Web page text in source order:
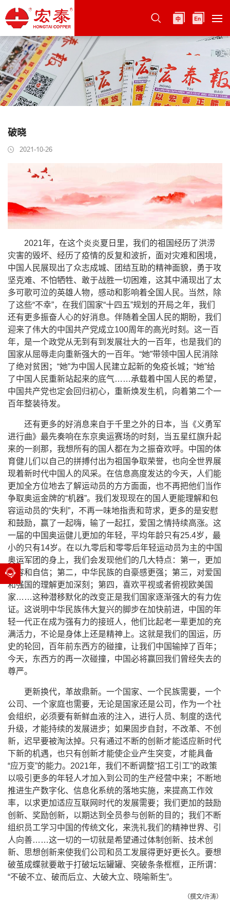
破晓
2021-10-26
2021年，在这个炎炎夏日里，我们的祖国经历了洪涝
灾害的毁坏、经历了疫情的反复和波折，面对灾难和困境，
中国人民展现出了众志成城、团结互助的精神面貌，勇于攻
坚克难、不怕牺牲、敢于战胜一切困难，这其中涌现出了太
多可歌可泣的英雄人物，感动和影响着全国人民。当然，除
了这些“不幸”，在我们国家“十四五”规划的开局之年，我们
还有更多振奋人心的好消息。伴随着全国人民的期盼，我们
迎来了伟大的中国共产党成立100周年的高光时刻。这一百
年，是一个政党从无到有到发展壮大的一百年，也是我们的
国家从屈辱走向重新强大的一百年。“她”带领中国人民消除
了绝对贫困；“她”为中国人民建立起新的免疫长城；“她”给
了中国人民重新站起来的底气……承载着中国人民的希望，
中国共产党也定会回归初心，重新焕发生机，向着第二个一
百年整装待发。
还有更多的好消息来自于千里之外的日本，当《义勇军
进行曲》最先奏响在东京奥运赛场的时刻，当五星红旗升起
来的一刹那，我想所有的国人都在为之振奋欢呼。中国的体
育健儿们以自己的拼搏付出为祖国争取荣誉，也向全世界展
现着新时代中国人的风采。在信息高度发达的今天，人们能
更加全方位地去了解运动员的方方面面，也不再把他们当作
争取奥运金牌的“机器”。我们发现现在的国人更能理解和包
容运动员的“失利”，不再一味地指责和苛求，更多的是安慰
和鼓励，赢了一起嗨，输了一起扛，爱国之情持续高涨。这
一届的中国奥运健儿更加的年轻，平均年龄只有25.4岁，最
小的只有14岁。在以九零后和零零后年轻运动员为主的中国
奥运军团的身上，我们会发现他们的几大特点：第一，更加
从容和自信；第二，中华民族的自豪感更强；第三，对爱国
和强国的理解更加深刻；第四，喜欢平视或者俯视欧美国
家……这种潜移默化的改变正是我们国家逐渐强大的有力佐
证。这说明中华民族伟大复兴的脚步在加快前进，中国的年
轻一代正在成为强有力的接班人，他们比起老一辈更加的充
满活力，不论是身体上还是精神上。这就是我们的国运，历
史的轮回，百年前东西方的碰撞，让我们中国输掉了百年；
今天，东西方的再一次碰撞，中国必将赢回我们曾经失去的
尊严。
更新换代，革故鼎新。一个国家、一个民族需要，一个
公司、一个家庭也需要，无论是国家还是公司，作为一个社
会组织，必须要有新鲜血液的注入，进行人员、制度的迭代
升级，才能持续的发展进步；如果固步自封，不改革、不创
新，迟早要被淘汰掉。只有通过不断的创新才能适应新时代
下新的机遇，也只有创新才能使企业产生突变，才能具备
“应万变”的能力。 2021年，我们不断调整“招工引工”的政策
以吸引更多的年轻人才加入到公司的生产经营中来；不断地
推进生产数字化、信息化系统的落地实施，来提高工作效
率，以求更加适应互联网时代的发展需要；我们更加的鼓励
创新、奖励创新，以期达到全员参与创新的目的；我们不断
组织员工学习中国的传统文化，来洗礼我们的精神世界、引
人向善……这一切的一切就是希望通过体制创新、技术创
新、思想创新来使我们公司和员工发展得更好更长久。要想
破茧成蝶就要敢于打破坛坛罐罐、突破条条框框，正所谓：
“不破不立、破而后立、大破大立、晓喻新生”。
（撰文/许涛）